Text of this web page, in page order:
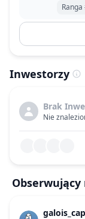
Ranga
Inwestorzy
Brak
Nie
Obserwujący